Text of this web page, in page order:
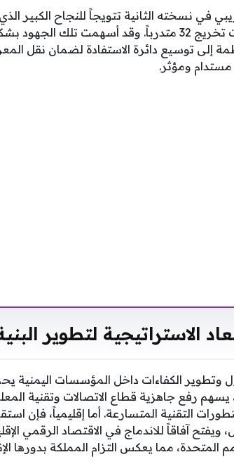
في نسخته الثانية تتويجاً للنجاح الكبير
بالشراكة ذاتها وشهدت تخريج 32 متدرباً. وقد
إلى توسيع دائرة الاستفادة لضمان نقل
ومؤثر.
الاستراتيجية لتطوير
وتطوير الكفاءات داخل المؤسسات اليمنية
يسهم رفع جاهزية قطاع الاتصالات وتقنية
التقنية المتسارعة. أما إقليمياً، فإن
ويفتح آفاقاً للاندماج في الاقتصاد الرقمي
المتحدة، مما يعكس التزام المملكة بدورها